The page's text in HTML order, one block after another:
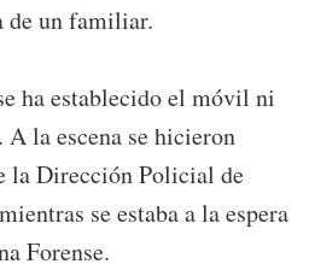
de un familiar.
ha establecido el móvil ni
la escena se hicieron
la Dirección Policial de
se estaba a la espera
Forense.